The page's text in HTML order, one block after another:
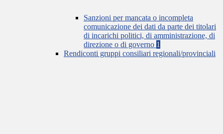
Sanzioni per mancata o incompleta
comunicazione dei dati da parte dei titolari
di incarichi politici, di amministrazione, di
direzione o di governo 1
Rendiconti gruppi consiliari regionali/provinciali